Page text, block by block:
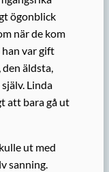
ögonblick
när de kom
var gift
den äldsta,
Linda
att bara gå ut
ut med
sanning.